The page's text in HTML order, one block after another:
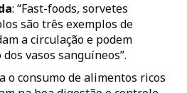
: “Fast-foods, sorvetes
são três exemplos de
a circulação e podem
vasos sanguíneos”.
o consumo de alimentos ricos